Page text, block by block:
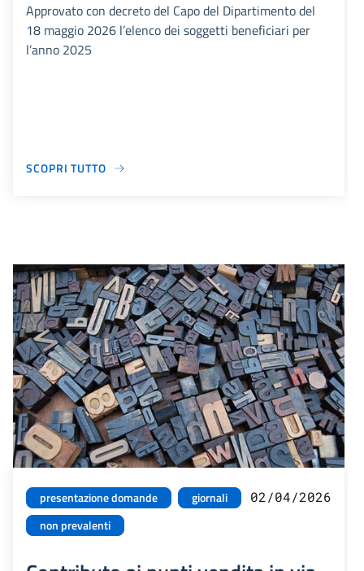
Approvato con decreto del Capo del Dipartimento del
18 maggio 2026 l’elenco dei soggetti beneficiari per
l’anno 2025
SCOPRI TUTTO
presentazione domande
giornali
non prevalenti
02/04/2026